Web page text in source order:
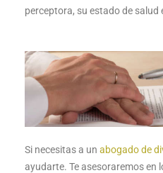
perceptora, su estado de salud
Si necesitas a un abogado de
ayudarte. Te asesoraremos en